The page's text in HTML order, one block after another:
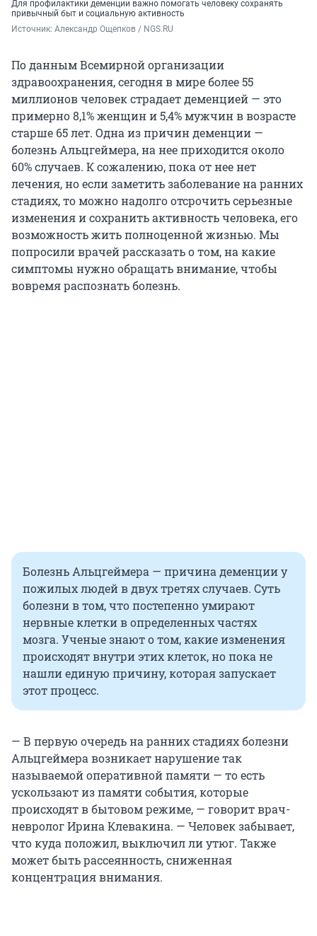
Для профилактики деменции важно помогать человеку сохранять
привычный быт и социальную активность
Источник: Александр Ощепков / NGS.RU
По данным Всемирной организации
здравоохранения, сегодня в мире более 55
миллионов человек страдает деменцией — это
примерно 8,1% женщин и 5,4% мужчин в возрасте
старше 65 лет. Одна из причин деменции —
болезнь Альцгеймера, на нее приходится около
60% случаев. К сожалению, пока от нее нет
лечения, но если заметить заболевание на ранних
стадиях, то можно надолго отсрочить серьезные
изменения и сохранить активность человека, его
возможность жить полноценной жизнью. Мы
попросили врачей рассказать о том, на какие
симптомы нужно обращать внимание, чтобы
вовремя распознать болезнь.
Болезнь Альцгеймера — причина деменции у
пожилых людей в двух третях случаев. Суть
болезни в том, что постепенно умирают
нервные клетки в определенных частях
мозга. Ученые знают о том, какие изменения
происходят внутри этих клеток, но пока не
нашли единую причину, которая запускает
этот процесс.
— В первую очередь на ранних стадиях болезни
Альцгеймера возникает нарушение так
называемой оперативной памяти — то есть
ускользают из памяти события, которые
происходят в бытовом режиме, — говорит врач-
невролог Ирина Клевакина. — Человек забывает,
что куда положил, выключил ли утюг. Также
может быть рассеянность, сниженная
концентрация внимания.